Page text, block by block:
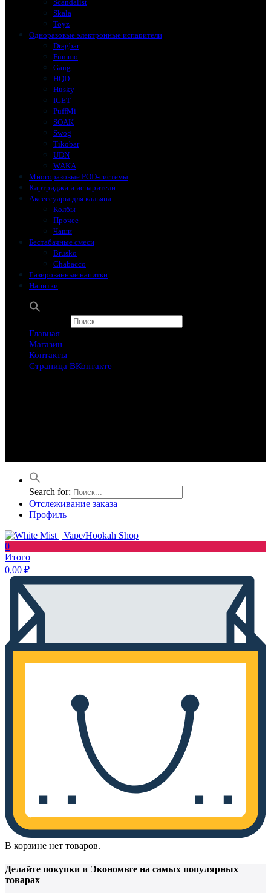
Scandalist
Skala
Toyz
Одноразовые электронные испарители
Dragbar
Fummo
Gang
HQD
Husky
IGET
PuffMi
SOAK
Swog
Tikobar
UDN
WAKA
Многоразовые POD-системы
Картриджи и испарители
Аксессуары для кальяна
Колбы
Прочее
Чаши
Бестабачные смеси
Brusko
Chabacco
Газированные напитки
Напитки
Главная
Магазин
Контакты
Страница ВКонтакте
Search for:
Отслеживание заказа
Профиль
0
Итого
0,00 ₽
В корзине нет товаров.
Делайте покупки и Экономьте на самых популярных
товарах